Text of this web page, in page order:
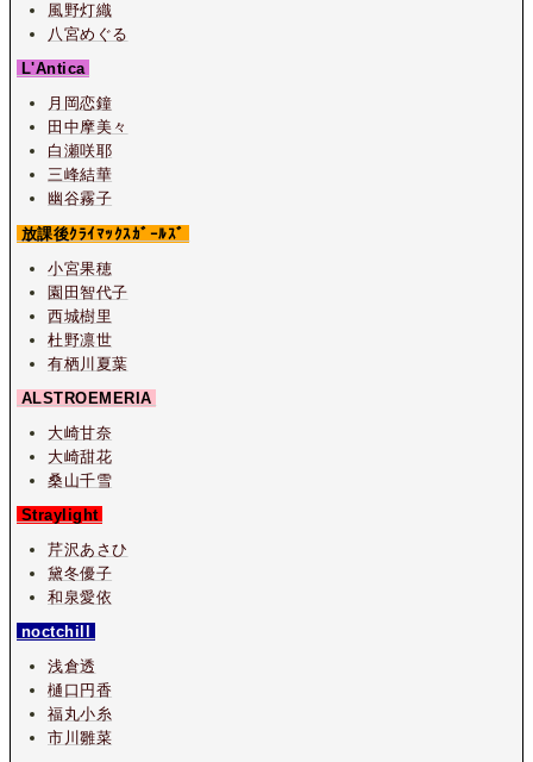
風野灯織
八宮めぐる
L'Antica
月岡恋鐘
田中摩美々
白瀬咲耶
三峰結華
幽谷霧子
放課後ｸﾗｲﾏｯｸｽｶﾞｰﾙｽﾞ
小宮果穂
園田智代子
西城樹里
杜野凛世
有栖川夏葉
ALSTROEMERIA
大崎甘奈
大崎甜花
桑山千雪
Straylight
芹沢あさひ
黛冬優子
和泉愛依
noctchill
浅倉透
樋口円香
福丸小糸
市川雛菜